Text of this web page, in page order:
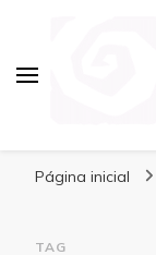
Página inicial
TAG